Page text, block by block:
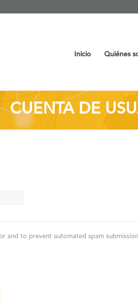
Inicio Quiénes
CUENTA DE
and to prevent automated spam